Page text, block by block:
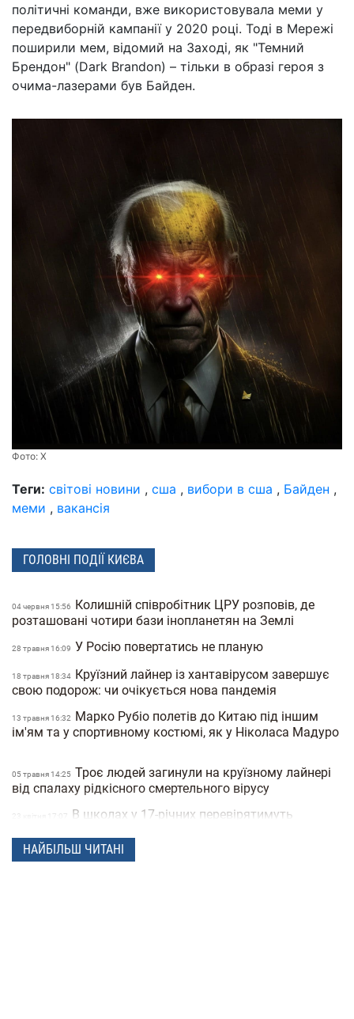
політичні команди, вже використовувала меми у
передвиборній кампанії у 2020 році. Тоді в Мережі
поширили мем, відомий на Заході, як "Темний
Брендон" (Dark Brandon) – тільки в образі героя з
очима-лазерами був Байден.
Фото: X
Теги: світові новини , сша , вибори в сша , Байден ,
меми , вакансія
ГОЛОВНІ ПОДІЇ КИЄВА
04 червня 15:56
Колишній співробітник ЦРУ розповів, де
розташовані чотири бази інопланетян на Землі
28 травня 16:09 У Росію повертатись не планую
18 травня 18:34 Круїзний лайнер із хантавірусом завершує
свою подорож: чи очікується нова пандемія
13 травня 16:32
Марко Рубіо полетів до Китаю під іншим
ім'ям та у спортивному костюмі, як у Ніколаса Мадуро
05 травня 14:25 Троє людей загинули на круїзному лайнері
від спалаху рідкісного смертельного вірусу
23 квiтня 17:07
В школах у 17-річних перевірятимуть
Поліція Мексики кілька днів не могла знайти
НАЙБІЛЬШ ЧИТАНІ